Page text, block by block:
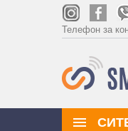
Телефон за